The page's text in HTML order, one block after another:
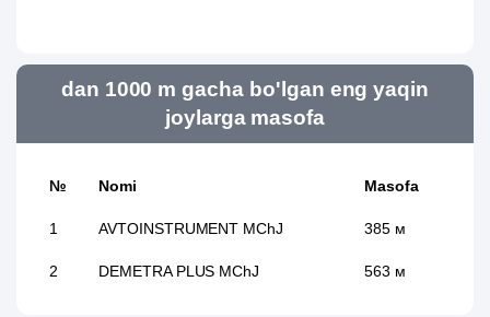
dan 1000 m gacha bo'lgan eng yaqin
joylarga masofa
№ Nomi Masofa
1 AVTOINSTRUMENT MChJ 385 м
2 DEMETRA PLUS MChJ 563 м